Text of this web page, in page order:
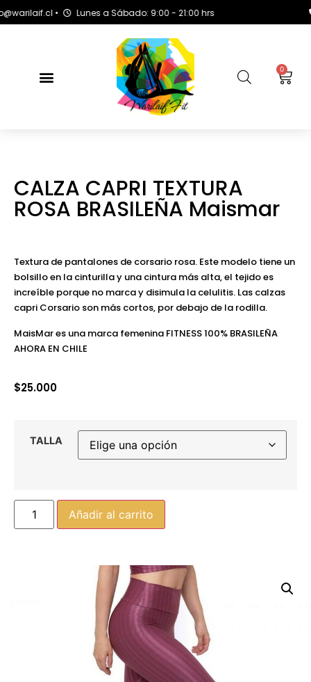
• Lunes a Sábado: 9:00 - 21:00 hrs
0
CALZA CAPRI TEXTURA
ROSA BRASILEÑA Maismar
Textura de pantalones de corsario rosa. Este modelo tiene un
bolsillo en la cinturilla y una cintura más alta, el tejido es
increíble porque no marca y disimula la celulitis. Las calzas
capri Corsario son más cortos, por debajo de la rodilla.
MaisMar es una marca femenina FITNESS 100% BRASILEÑA
AHORA EN CHILE
$25.000
TALLA
Añadir al carrito